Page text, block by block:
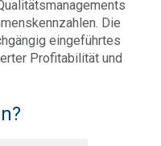
Die
eingeführtes
Profitabilität und